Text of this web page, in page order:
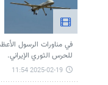
للحرس الثوري الإيراني.
2025-02-19 11:54